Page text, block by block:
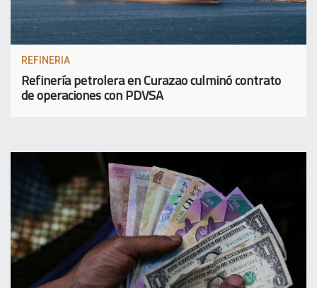
REFINERIA
Refinería petrolera en Curazao culminó contrato
de operaciones con PDVSA